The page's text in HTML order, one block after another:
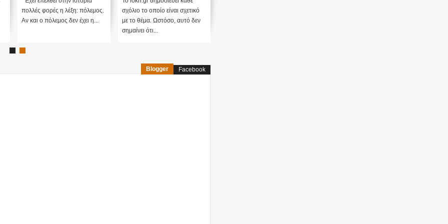
πολλές φορές η λέξη: πόλεμος.
Αν και ο πόλεμος δεν έχει η...
σχόλιο το οποίο είναι σχετικό
με το θέμα. Ωστόσο, αυτό δεν
σημαίνει ότι...
Blogger Facebook